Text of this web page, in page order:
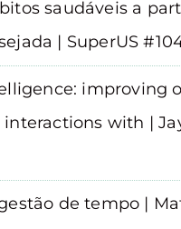
saudáveis a
| SuperUS
improving
with |
de tempo |